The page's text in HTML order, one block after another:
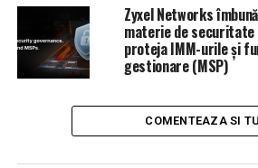
NU RATATI
Legătura misterioasă dintre
”băieții deștepți” din energie |
Zyxel Networks
materie de
proteja IMM-urile și
gestionare (MSP)
COMENTEAZA SI TU